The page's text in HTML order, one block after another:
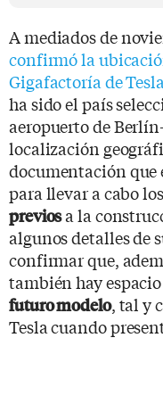
A mediados de
confirmó la
Gigafactoría de Tesla
ha sido el país
aeropuerto de
localización
documentación que
para llevar a cabo los
previosa la
algunos detalles de
confirmar que,
también hay
futuro modelo, tal y
Tesla cuando